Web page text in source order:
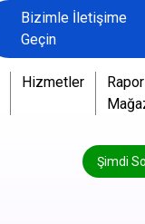
Bizimle İletişime
Geçin
Hizmetler
Rapor
Şimdi